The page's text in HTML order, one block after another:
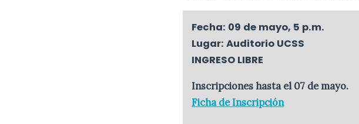
Fecha: 09 de mayo, 5 p.m.
Lugar: Auditorio UCSS
INGRESO LIBRE
Inscripciones hasta el 07 de mayo.
Ficha de Inscripción